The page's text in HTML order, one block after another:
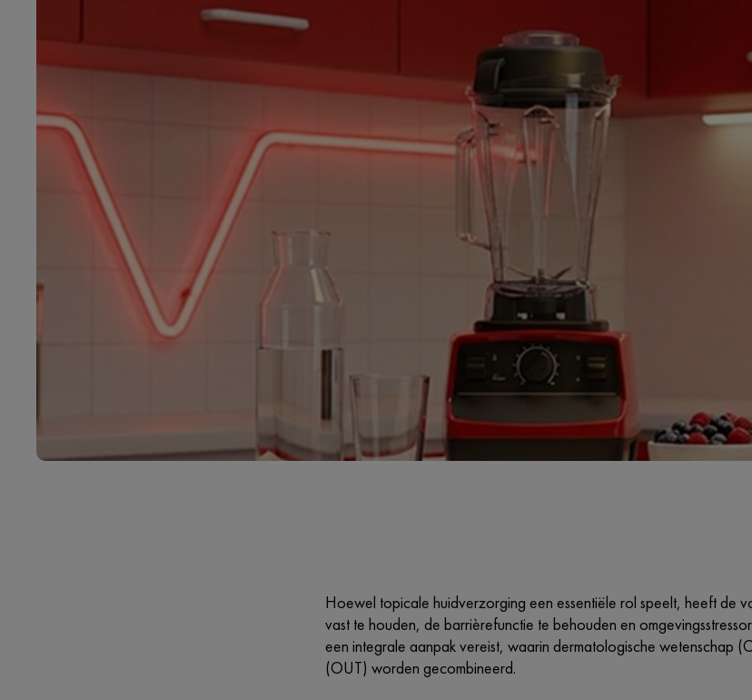
Hoewel topicale huidverzorging een essentiële rol speelt, heeft de
vast te houden, de barrièrefunctie te behouden en
een integrale aanpak vereist, waarin dermatologische wetenschap
(OUT) worden gecombineerd.